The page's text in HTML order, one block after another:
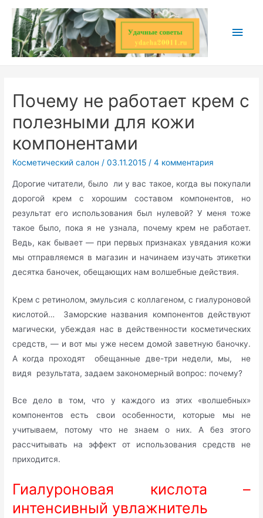
Перейти
содержимому
Почему не работает крем с
полезными для кожи
компонентами
Косметический салон /03.11.2015 /4 комментария
Дорогие читатели, было ли у вас такое, когда вы покупали
дорогой крем с хорошим составом компонентов, но
результат его использования был нулевой? У меня тоже
такое было, пока я не узнала, почему крем не работает.
Ведь, как бывает — при первых признаках увядания кожи
мы отправляемся в магазин и начинаем изучать этикетки
десятка баночек, обещающих нам волшебные действия.
Крем с ретинолом, эмульсия с коллагеном, с гиалуроновой
кислотой… Заморские названия компонентов действуют
магически, убеждая нас в действенности косметических
средств, — и вот мы уже несем домой заветную баночку.
А когда проходят обещанные две-три недели, мы, не
видя результата, задаем закономерный вопрос: почему?
Все дело в том, что у каждого из этих «волшебных»
компонентов есть свои особенности, которые мы не
учитываем, потому что не знаем о них. А без этого
рассчитывать на эффект от использования средств не
приходится.
Гиалуроновая кислота –
интенсивный увлажнитель